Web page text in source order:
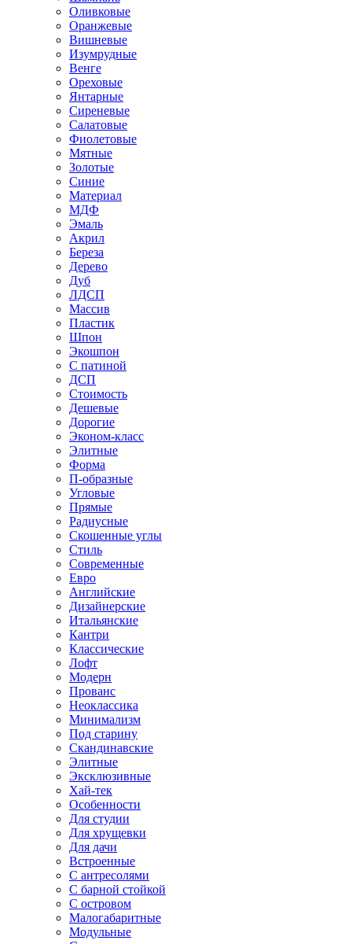
Оливковые
Оранжевые
Вишневые
Изумрудные
Венге
Ореховые
Янтарные
Сиреневые
Салатовые
Фиолетовые
Мятные
Золотые
Синие
Материал
МДФ
Эмаль
Акрил
Береза
Дерево
Дуб
ЛДСП
Массив
Пластик
Шпон
Экошпон
С патиной
ДСП
Стоимость
Дешевые
Дорогие
Эконом-класс
Элитные
Форма
П-образные
Угловые
Прямые
Радиусные
Скошенные углы
Стиль
Современные
Евро
Английские
Дизайнерские
Итальянские
Кантри
Классические
Лофт
Модерн
Прованс
Неоклассика
Минимализм
Под старину
Скандинавские
Элитные
Эксклюзивные
Хай-тек
Особенности
Для студии
Для хрущевки
Для дачи
Встроенные
С антресолями
С барной стойкой
С островом
Малогабаритные
Модульные